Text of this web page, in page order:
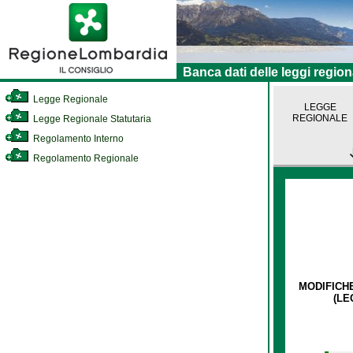
Banca dati delle leggi
Legge Regionale
Legge Regionale Statutaria
Regolamento Interno
Regolamento Regionale
LEGGE
REGIONALE